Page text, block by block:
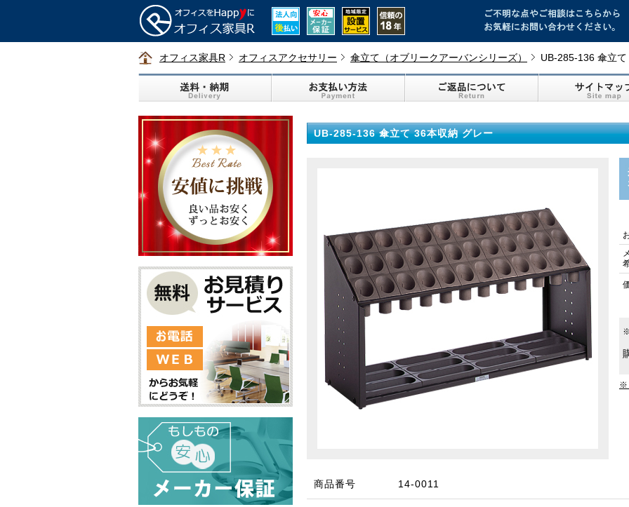
オフィス家具R オフィスアクセサリー 傘立て（オブリークアーバンシリーズ） UB-285-136 傘立
UB-285-136 傘立て 36本収納 グレー
※
商品番号 14-0011